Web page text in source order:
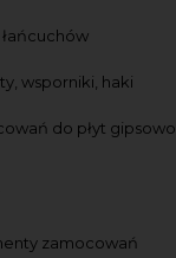
wsporniki, haki
do płyt
zamocowań